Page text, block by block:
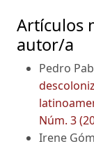
Artículos
autor/a
Pedro
Núm. 3
Irene